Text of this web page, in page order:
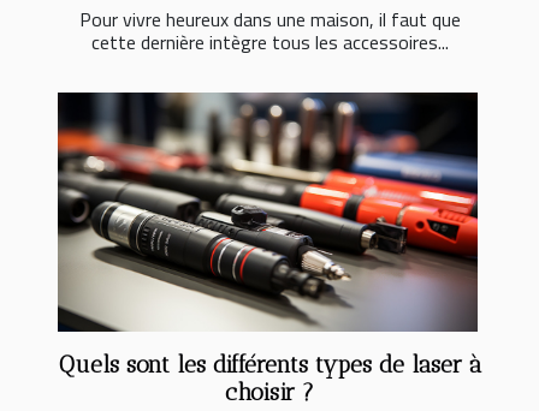
Pour vivre heureux dans une maison, il faut que
cette dernière intègre tous les accessoires...
Quels sont les différents types de laser à
choisir ?